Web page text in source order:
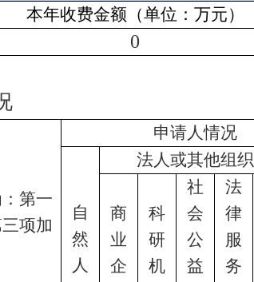
本年收费金额（单位：万元）
0
第一
项加
申请人情况
自
然
人
法人或其他组织
商
业
企
科
研
机
社
会
公
益
法
律
服
务